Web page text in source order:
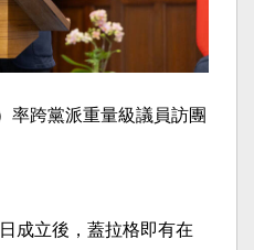
率跨黨派重量級議員訪團
成立後，蓋拉格即有在